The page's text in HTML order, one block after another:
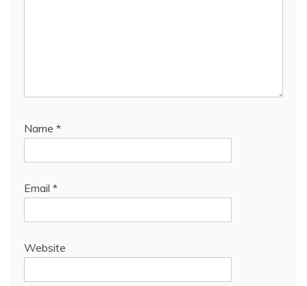
Name *
Email *
Website